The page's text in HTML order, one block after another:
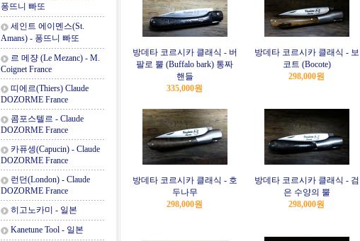
퐁뜨니 빠또
세인트 에이멘스(St.
Amans) - 퐁뜨니 빠또
르 메쟝 (Le Mezanc) - M.
Coignet France
띠에르(Thiers) Claude
DOZORME France
콤포스텔르 - Claude
DOZORME France
카퓨셍(Capucin) - Claude
DOZORME France
런던(London) - Claude
DOZORME France
히고노카미 - 일본
Kanetune Tool - 일본
방데타 코르시카 클래식 - 버
팔로 뿔 (Buffalo bark) 통짜
핸들
335,000원
방데타 코르시카 클래식 - 보
코트 (Bocote)
298,000원
방데타 코르시카 클래식 - 호
두나무
298,000원
방데타 코르시카 클래식 - 검
은 수양의 뿔
298,000원